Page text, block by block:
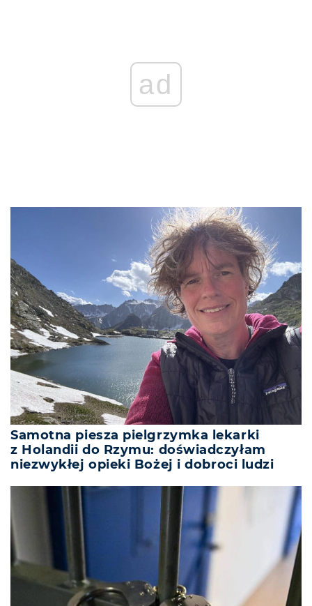
Samotna piesza pielgrzymka lekarki
z Holandii do Rzymu: doświadczyłam
niezwykłej opieki Bożej i dobroci ludzi